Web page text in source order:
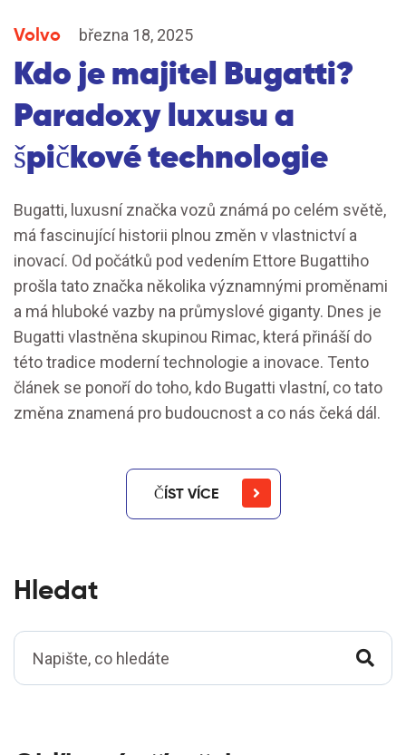
Volvo března 18, 2025
Kdo je majitel Bugatti?
Paradoxy luxusu a
špičkové technologie
Bugatti, luxusní značka vozů známá po celém světě,
má fascinující historii plnou změn v vlastnictví a
inovací. Od počátků pod vedením Ettore Bugattiho
prošla tato značka několika významnými proměnami
a má hluboké vazby na průmyslové giganty. Dnes je
Bugatti vlastněna skupinou Rimac, která přináší do
této tradice moderní technologie a inovace. Tento
článek se ponoří do toho, kdo Bugatti vlastní, co tato
změna znamená pro budoucnost a co nás čeká dál.
ČÍST VÍCE
Hledat